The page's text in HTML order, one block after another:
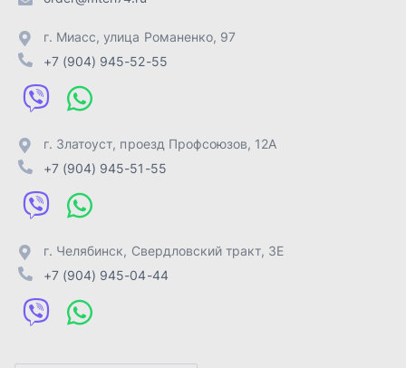
г. Челябинск
+7 (904) 945-04-44
Отправить заявку
ИП Лахтачёв О.В.
Разработка -